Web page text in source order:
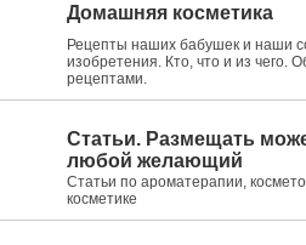
Домашняя косметика
Рецепты наших бабушек и наши
изобретения. Кто, что и из чего.
рецептами.
Статьи. Размещать
любой желающий
Статьи по ароматерапии,
косметике